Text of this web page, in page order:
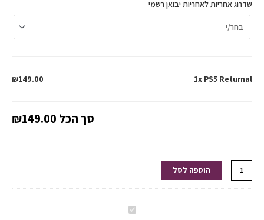
שדרוג אחריות לאחריות יבואן רשמי
1x PS5 Returnal
₪149.00
סך הכל ₪149.00
הוספה לסל
PS5